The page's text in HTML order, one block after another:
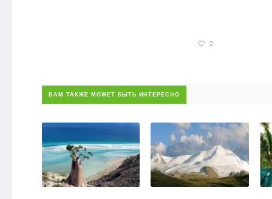
2
ВАМ ТАКЖЕ МОЖЕТ БЫТЬ ИНТЕРЕСНО